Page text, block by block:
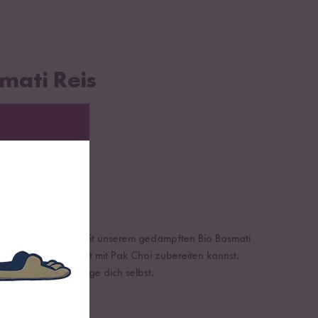
Reis
by Step wie du mit unserem gedämpften Bio Basmati
One Pot Gericht mit Pak Choi zubereiten kannst.
Überzeuge dich selbst.